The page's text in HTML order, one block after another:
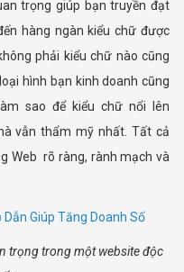
trọng giúp bạn truyền đạt
hàng ngàn kiểu chữ được
phải kiểu chữ nào cũng
hình bạn kinh doanh cũng
sao để kiểu chữ nổi lên
vẫn thẩm mỹ nhất. Tất cả
Web rõ ràng, rành mạch và
trọng trong một website độc